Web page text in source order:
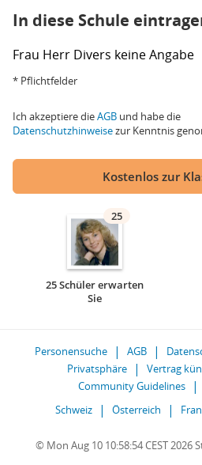
In diese Schule
Frau Herr Divers keine Angabe
* Pflichtfelder
Ich akzeptiere dieAGB und habe die
Datenschutzhinweisezur Kenntnis
Kostenlos zur
25
25 Schüler erwarten
Sie
Personensuche AGB
Privatsphäre
Vertrag
Community Guidelines
Schweiz
Österreich
© Mon Aug 10 10:58:54 CEST 2026